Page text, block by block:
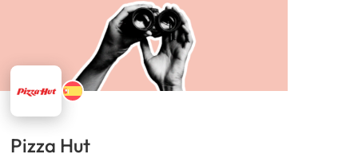
Pizza Hut